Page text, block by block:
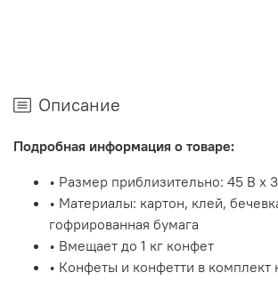
Описание
Подробная информация о товаре:
• Размер приблизительно: 45 В x
• Материалы: картон, клей,
гофрированная бумага
• Вмещает до 1 кг конфет
• Конфеты и конфетти в комплект